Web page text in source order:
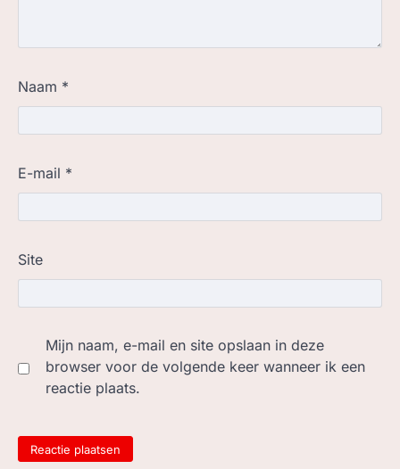
Naam *
E-mail *
Site
Mijn naam, e-mail en site opslaan in deze
browser voor de volgende keer wanneer ik een
reactie plaats.